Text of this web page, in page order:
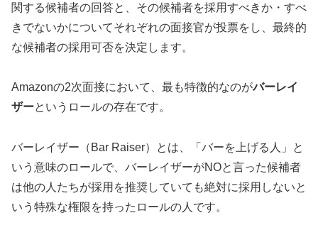
関する候補者の回答と、その候補者を採用すべきか・すべ
きでないかについてそれぞれの面接官が投票をし、最終的
な候補者の採用可否を決定します。
Amazonの2次面接において、最も特徴的なのがバーレイ
ザーというロールの存在です。
バーレイザー（Bar Raiser）とは、「バーを上げる人」と
いう意味のロールで、バーレイザーがNOと言った候補者
は他の人たちが採用を推奨していても絶対に採用しないと
いう特殊な権限を持ったロールの人です。